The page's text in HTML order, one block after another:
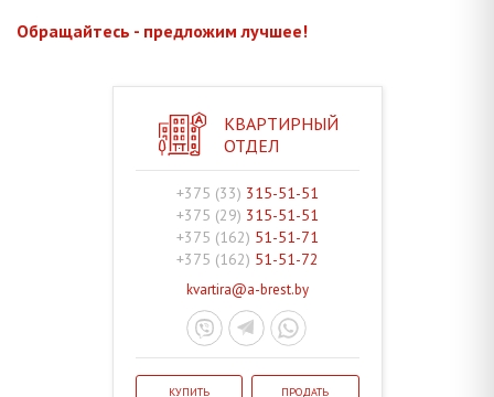
Обращайтесь - предложим лучшее!
КВАРТИРНЫЙ
ОТДЕЛ
+375 (33) 315-51-51
+375 (29) 315-51-51
+375 (162) 51-51-71
+375 (162) 51-51-72
kvartira@a-brest.by
КУПИТЬ ПРОДАТЬ